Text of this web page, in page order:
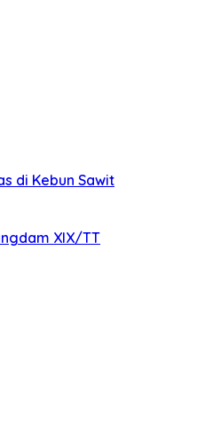
di Kebun Sawit
XIX/TT